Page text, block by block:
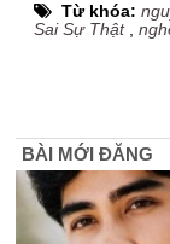
Từ khóa:
Sai Sự Thật,
BÀI MỚI ĐĂNG